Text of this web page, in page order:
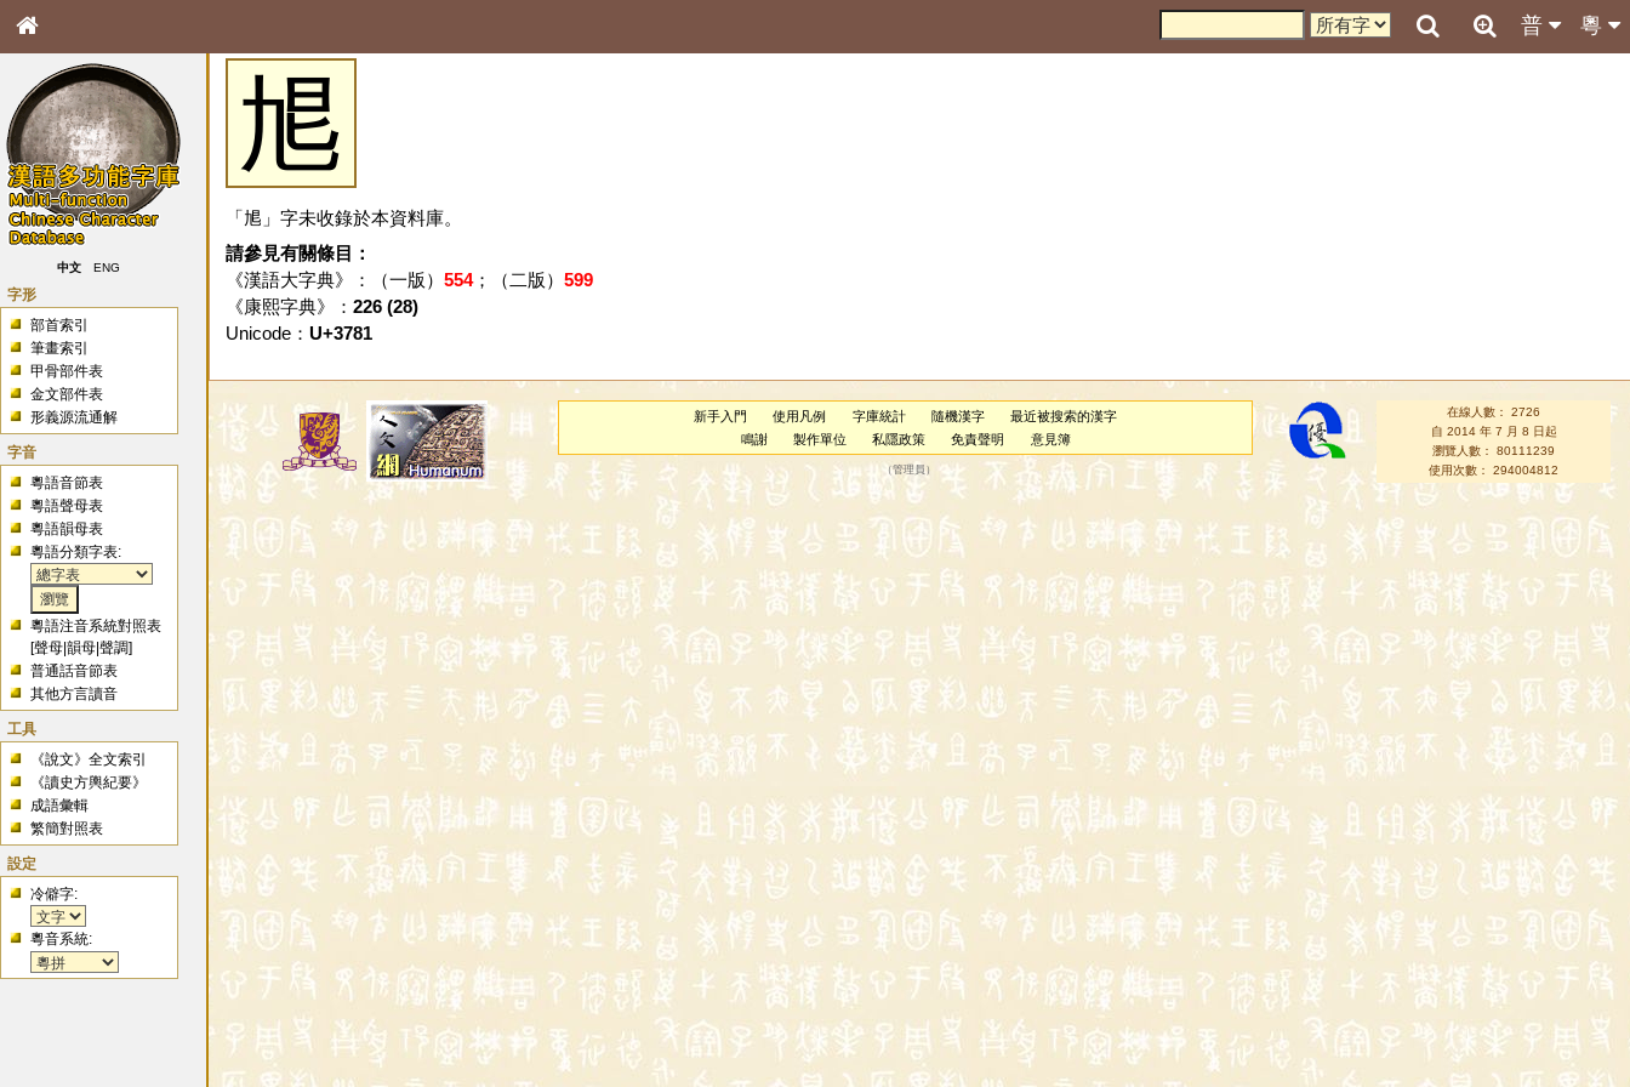
粵
普
中文 ENG
字形
部首索引
筆畫索引
甲骨部件表
金文部件表
形義源流通解
字音
粵語音節表
粵語聲母表
粵語韻母表
粵語分類字表:
粵語注音系統對照表
[聲母 |韻母 |聲調]
普通話音節表
其他方言讀音
工具
《說文》全文索引
《讀史方輿紀要》
成語彙輯
繁簡對照表
設定
冷僻字:
粵音系統:
㞁
「㞁」字未收錄於本資料庫。
請參見有關條目：
《漢語大字典》：（一版） 554；（二版） 599
《康熙字典》： 226 (28)
Unicode： U+3781
新手入門 使用凡例 字庫統計 隨機漢字
最近被搜索的漢字
鳴謝
製作單位 私隱政策 免責聲明 意見簿
（管理員 ）
在線人數： 2726
自 2014 年 7 月 8 日起
瀏覽人數： 80111239
使用次數： 294004812